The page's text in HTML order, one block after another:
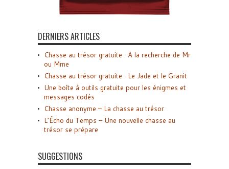
DERNIERS ARTICLES
Chasse au trésor gratuite : A la recherche de Mr
ou Mme
Chasse au trésor gratuite : Le Jade et le Granit
Une boîte à outils gratuite pour les énigmes et
messages codés
Chasse anonyme – La chasse au trésor
L’Écho du Temps – Une nouvelle chasse au
trésor se prépare
SUGGESTIONS